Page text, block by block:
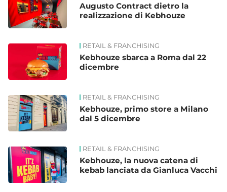
Augusto Contract dietro la
realizzazione di Kebhouze
RETAIL & FRANCHISING
Kebhouze sbarca a Roma dal 22
dicembre
RETAIL & FRANCHISING
Kebhouze, primo store a Milano
dal 5 dicembre
RETAIL & FRANCHISING
Kebhouze, la nuova catena di
kebab lanciata da Gianluca Vacchi